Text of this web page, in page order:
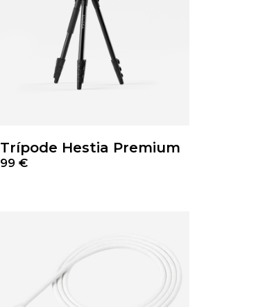
Trípode Hestia Premium
99 €